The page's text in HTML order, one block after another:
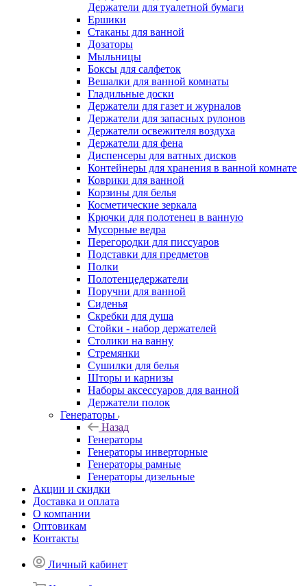
Держатели для туалетной бумаги
Ершики
Стаканы для ванной
Дозаторы
Мыльницы
Боксы для салфеток
Вешалки для ванной комнаты
Гладильные доски
Держатели для газет и журналов
Держатели для запасных рулонов
Держатели освежителя воздуха
Держатели для фена
Диспенсеры для ватных дисков
Контейнеры для хранения в ванной комнате
Коврики для ванной
Корзины для белья
Косметические зеркала
Крючки для полотенец в ванную
Мусорные ведра
Перегородки для писсуаров
Подставки для предметов
Полки
Полотенцедержатели
Поручни для ванной
Сиденья
Скребки для душа
Стойки - набор держателей
Столики на ванну
Стремянки
Сушилки для белья
Шторы и карнизы
Наборы аксессуаров для ванной
Держатели полок
Генераторы
Назад
Генераторы
Генераторы инверторные
Генераторы рамные
Генераторы дизельные
Акции и скидки
Доставка и оплата
О компании
Оптовикам
Контакты
Личный кабинет